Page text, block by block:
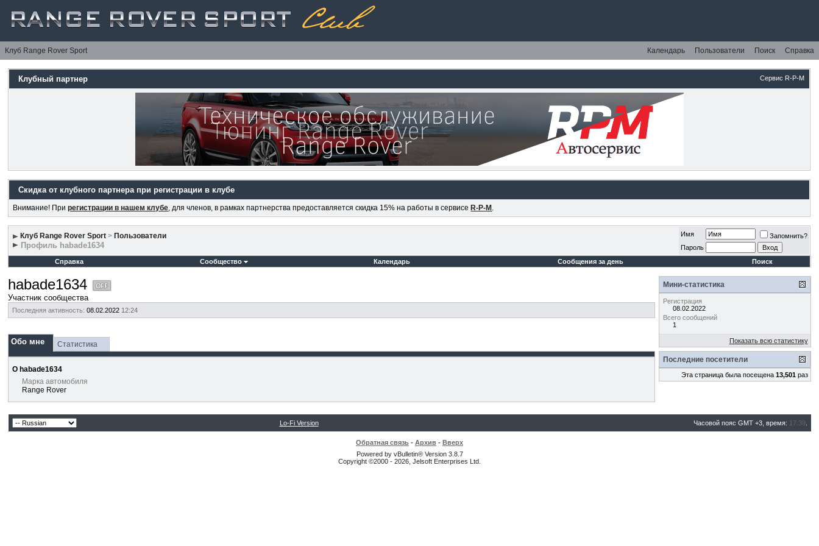
Клуб Range Rover Sport Календарь Пользователи Поиск Справка
Сервис R-P-M
Клубный партнер
Скидка от клубного партнера при регистрации в клубе
Внимание! Прирегистрации в нашем клубе, для членов, в рамках партнерства предоставляется скидка 15% на работы в сервисе R-P-M .
Клуб Range Rover Sport > Пользователи
Профиль habade1634
Имя
Запомнить?
Пароль
Справка
Сообщество Календарь Сообщения за день Поиск
habade1634
Участник сообщества
Последняя активность: 08.02.2022 12:24
Обо мне Статистика
О habade1634
Марка автомобиля
Range Rover
Мини-статистика
Регистрация
08.02.2022
Всего сообщений
1
Показать всю статистику
Последние посетители
Эта страница была посещена 13,501раз
Lo-Fi Version Часовой пояс GMT +3, время: 17:39
Обратная связь - Архив - Вверх
Powered by vBulletin® Version 3.8.7
Copyright ©2000 - 2026, Jelsoft Enterprises Ltd.